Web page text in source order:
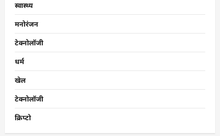
स्वास्थ्य
मनोरंजन
टेक्नोलॉजी
धर्म
खेल
टेक्नोलॉजी
क्रिप्टो